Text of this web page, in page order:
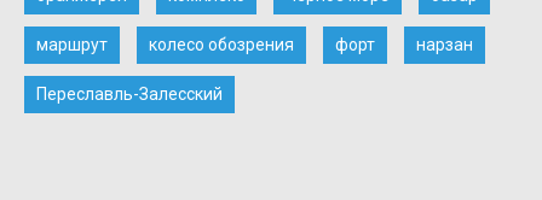
маршрут колесо обозрения форт нарзан
Переславль-Залесский